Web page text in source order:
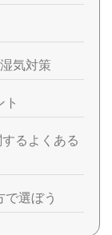
気対策
ト
るよくある
で選ぼう